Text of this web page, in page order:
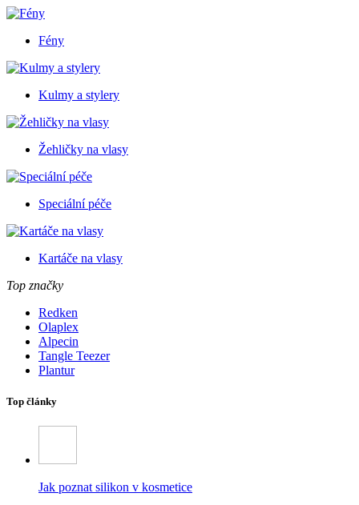
Fény
Kulmy a stylery
Žehličky na vlasy
Speciální péče
Kartáče na vlasy
Top značky
Redken
Olaplex
Alpecin
Tangle Teezer
Plantur
Top články
Jak poznat silikon v kosmetice